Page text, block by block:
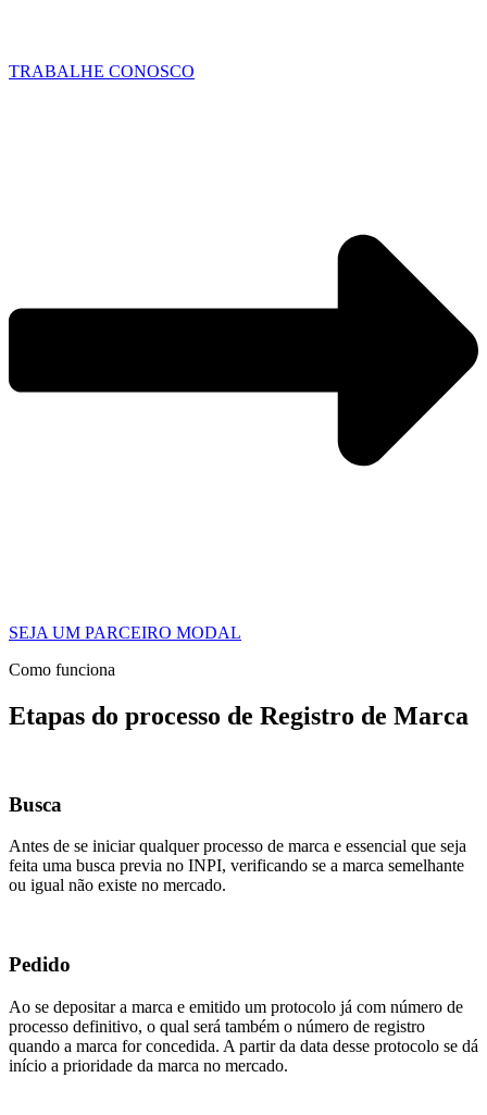
TRABALHE CONOSCO
SEJA UM PARCEIRO MODAL
Como funciona
Etapas do processo de Registro de Marca
Busca
Antes de se iniciar qualquer processo de marca e essencial que seja
feita uma busca previa no INPI, verificando se a marca semelhante
ou igual não existe no mercado.
Pedido
Ao se depositar a marca e emitido um protocolo já com número de
processo definitivo, o qual será também o número de registro
quando a marca for concedida. A partir da data desse protocolo se dá
início a prioridade da marca no mercado.